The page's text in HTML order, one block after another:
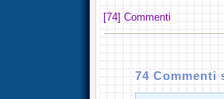
[74] Commenti
74 Commenti